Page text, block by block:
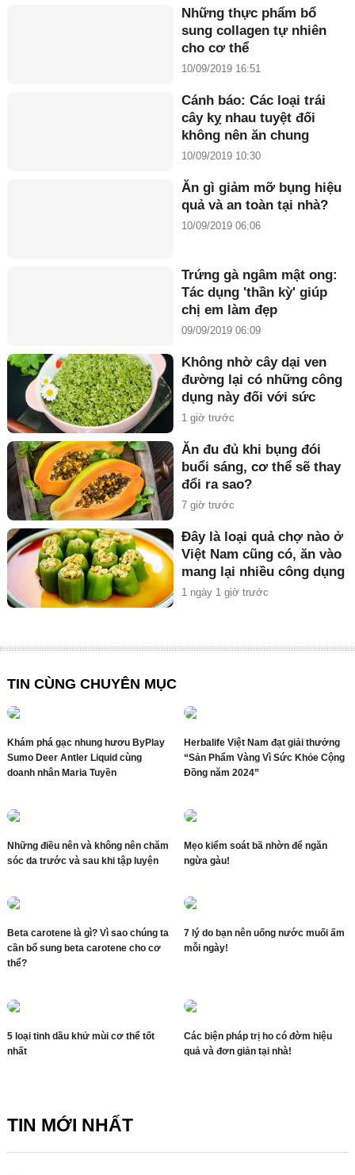
Những thực phẩm bổ
sung collagen tự nhiên
cho cơ thể
10/09/2019 16:51
Cánh báo: Các loại trái
cây kỵ nhau tuyệt đối
không nên ăn chung
10/09/2019 10:30
Ăn gì giảm mỡ bụng hiệu
quả và an toàn tại nhà?
10/09/2019 06:06
Trứng gà ngâm mật ong:
Tác dụng 'thần kỳ' giúp
chị em làm đẹp
09/09/2019 06:09
Không nhờ cây dại ven
đường lại có những công
dụng này đối với sức
khỏe
1 giờ trước
Ăn đu đủ khi bụng đói
buổi sáng, cơ thể sẽ thay
đổi ra sao?
7 giờ trước
Đây là loại quả chợ nào ở
Việt Nam cũng có, ăn vào
mang lại nhiều công dụng
bất ngờ
1 ngày 1 giờ trước
TIN CÙNG CHUYÊN MỤC
Khám phá gạc nhung hươu ByPlay
Sumo Deer Antler Liquid cùng
doanh nhân Maria Tuyền
Herbalife Việt Nam đạt giải thưởng
“Sản Phẩm Vàng Vì Sức Khỏe Cộng
Đồng năm 2024”
Những điều nên và không nên chăm
sóc da trước và sau khi tập luyện
Mẹo kiểm soát bã nhờn để ngăn
ngừa gàu!
Beta carotene là gì? Vì sao chúng ta
cần bổ sung beta carotene cho cơ
thể?
7 lý do bạn nên uống nước muối ấm
mỗi ngày!
5 loại tinh dầu khử mùi cơ thể tốt
nhất
Các biện pháp trị ho có đờm hiệu
quả và đơn giản tại nhà!
TIN MỚI NHẤT